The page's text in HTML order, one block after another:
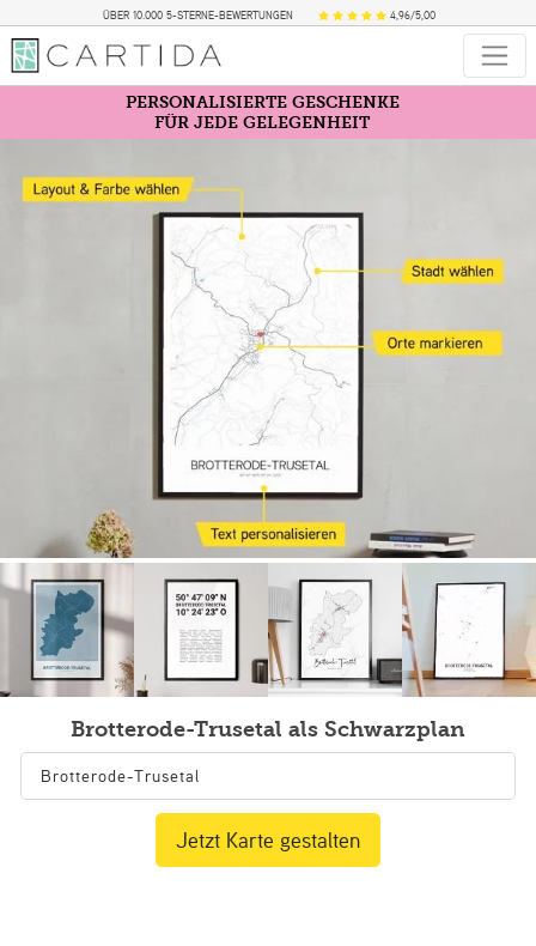
ÜBER 10.000 5-STERNE-BEWERTUNGEN 4,96/5,00
PERSONALISIERTE GESCHENKE
FÜR JEDE GELEGENHEIT
Brotterode-Trusetal als Schwarzplan
Jetzt Karte gestalten